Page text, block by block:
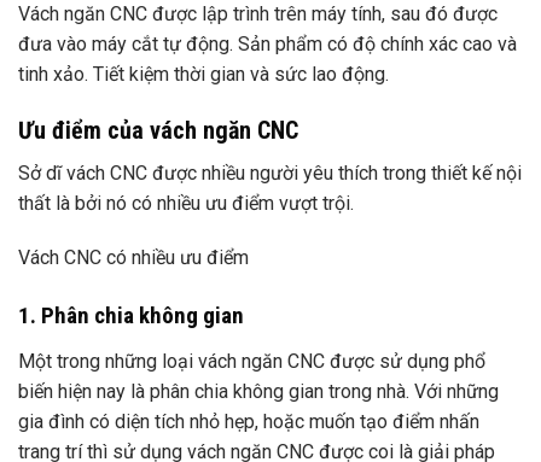
Vách ngăn CNC được lập trình trên máy tính, sau đó được
đưa vào máy cắt tự động. Sản phẩm có độ chính xác cao và
tinh xảo. Tiết kiệm thời gian và sức lao động.
Ưu điểm của vách ngăn CNC
Sở dĩ vách CNC được nhiều người yêu thích trong thiết kế nội
thất là bởi nó có nhiều ưu điểm vượt trội.
Vách CNC có nhiều ưu điểm
1. Phân chia không gian
Một trong những loại vách ngăn CNC được sử dụng phổ
biến hiện nay là phân chia không gian trong nhà. Với những
gia đình có diện tích nhỏ hẹp, hoặc muốn tạo điểm nhấn
trang trí thì sử dụng vách ngăn CNC được coi là giải pháp